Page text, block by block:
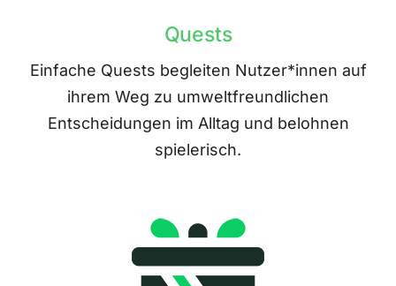
Quests
Einfache Quests begleiten Nutzer*innen auf
ihrem Weg zu umweltfreundlichen
Entscheidungen im Alltag und belohnen
spielerisch.